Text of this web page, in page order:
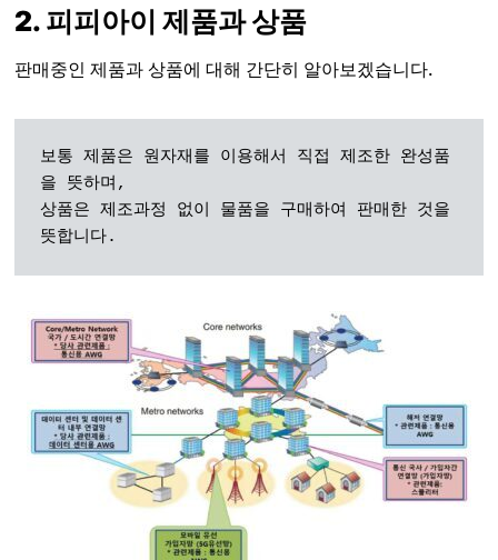
2. 피피아이 제품과 상품
판매중인 제품과 상품에 대해 간단히 알아보겠습니다.
보통 제품은 원자재를 이용해서 직접 제조한 완성품
을 뜻하며,
상품은 제조과정 없이 물품을 구매하여 판매한 것을
뜻합니다.